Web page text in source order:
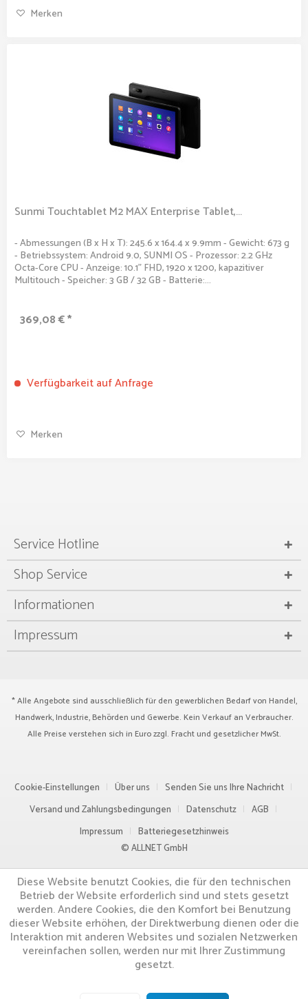
Merken
Sunmi Touchtablet M2 MAX Enterprise Tablet,...
- Abmessungen (B x H x T): 245.6 x 164.4 x 9.9mm - Gewicht: 673 g
- Betriebssystem: Android 9.0, SUNMI OS - Prozessor: 2.2 GHz
Octa-Core CPU - Anzeige: 10.1" FHD, 1920 x 1200, kapazitiver
Multitouch - Speicher: 3 GB / 32 GB - Batterie:...
369,08 € *
Verfügbarkeit auf Anfrage
Merken
Service Hotline
Shop Service
Informationen
Impressum
* Alle Angebote sind ausschließlich für den gewerblichen Bedarf von Handel,
Handwerk, Industrie, Behörden und Gewerbe. Kein Verkauf an Verbraucher.
Alle Preise verstehen sich in Euro zzgl. Frachtund gesetzlicher MwSt.
Cookie-Einstellungen Über uns
Senden Sie uns Ihre Nachricht
Versand und Zahlungsbedingungen
Datenschutz
AGB
Impressum
Batteriegesetzhinweis
© ALLNET GmbH
Diese Website benutzt Cookies, die für den technischen
Betrieb der Website erforderlich sind und stets gesetzt
werden. Andere Cookies, die den Komfort bei Benutzung
dieser Website erhöhen, der Direktwerbung dienen oder die
Interaktion mit anderen Websites und sozialen Netzwerken
vereinfachen sollen, werden nur mit Ihrer Zustimmung
gesetzt.